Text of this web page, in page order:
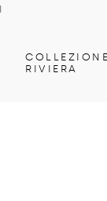
COLLEZIONE
RIVIERA